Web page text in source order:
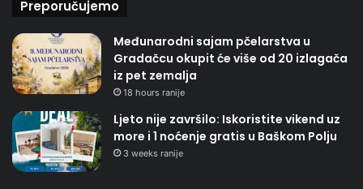
Preporučujemo
Međunarodni sajam pčelarstva u
Gradačcu okupit će više od 20 izlagača
iz pet zemalja
18 hours ranije
Ljeto nije završilo: Iskoristite vikend uz
more i 1 noćenje gratis u Baškom Polju
3 weeks ranije